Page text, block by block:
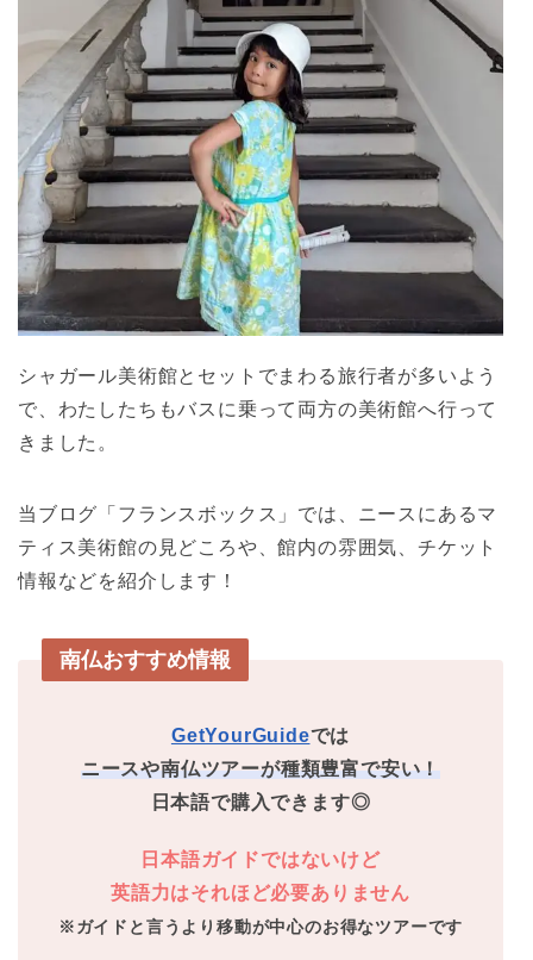
シャガール美術館とセットでまわる旅行者が多いよう
で、わたしたちもバスに乗って両方の美術館へ行って
きました。
当ブログ「フランスボックス」では、ニースにあるマ
ティス美術館の見どころや、館内の雰囲気、チケット
情報などを紹介します！
南仏おすすめ情報
GetYourGuideでは
ニースや南仏ツアーが種類豊富で安い！
日本語で購入できます◎
日本語ガイドではないけど
英語力はそれほど必要ありません
※ガイドと言うより移動が中心のお得なツアーです